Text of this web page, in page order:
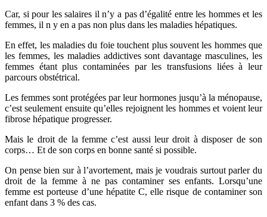
Car, si pour les salaires il n’y a pas d’égalité entre les hommes et les
femmes, il n y en a pas non plus dans les maladies hépatiques.
En effet, les maladies du foie touchent plus souvent les hommes que
les femmes, les maladies addictives sont davantage masculines, les
femmes étant plus contaminées par les transfusions liées à leur
parcours obstétrical.
Les femmes sont protégées par leur hormones jusqu’à la ménopause,
c’est seulement ensuite qu’elles rejoignent les hommes et voient leur
fibrose hépatique progresser.
Mais le droit de la femme c’est aussi leur droit à disposer de son
corps… Et de son corps en bonne santé si possible.
On pense bien sur à l’avortement, mais je voudrais surtout parler du
droit de la femme à ne pas contaminer ses enfants. Lorsqu’une
femme est porteuse d’une hépatite C, elle risque de contaminer son
enfant dans 3 % des cas.